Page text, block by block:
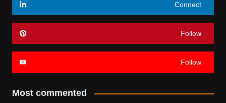
Connect
Follow
Follow
Most commented